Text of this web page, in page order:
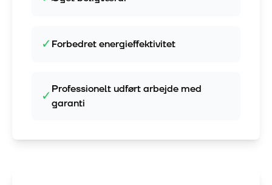
✓Forbedret energieffektivitet
✓Professionelt udført arbejde med
garanti